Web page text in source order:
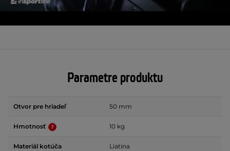
Parametre produktu
Otvor pre hriadeľ 50 mm
Hmotnosť 10 kg
Materiál kotúča Liatina